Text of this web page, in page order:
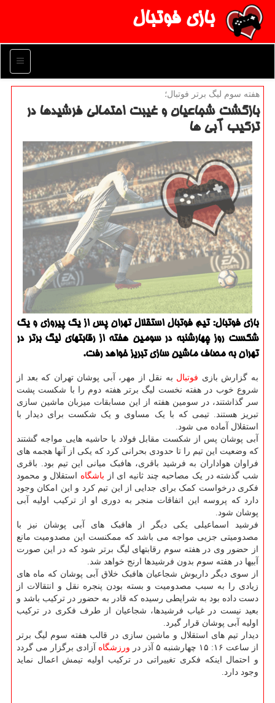
بازی فوتبال
منو
هفته سوم لیگ برتر فوتبال؛
بازگشت شجاعیان و غیبت احتمالی فرشیدها در
تركیب آبی ها
بازی فوتبال: تیم فوتبال استقلال تهران پس از یك پیروزی و یك
شكست روز چهارشنبه در سومین هفته از رقابتهای لیگ برتر در
تهران به مصاف ماشین سازی تبریز خواهد رفت.
به گزارش بازی فوتبال به نقل از مهر، آبی پوشان تهران که بعد از
شروع خوب در هفته نخست لیگ برتر هفته دوم را با شکست پشت
سر گذاشتند، در سومین هفته از این مسابقات میزبان ماشین سازی
تبریز هستند. تیمی که با یک مساوی و یک شکست برای دیدار با
استقلال آماده می شود.
آبی پوشان پس از شکست مقابل فولاد با حاشیه هایی مواجه گشتند
که وضعیت این تیم را تا حدودی بحرانی کرد که یکی از آنها هجمه های
فراوان هواداران به فرشید باقری، هافبک میانی این تیم بود. باقری
شب گذشته در یک مصاحبه چند ثانیه ای از باشگاه استقلال و محمود
فکری درخواست کمک برای جدایی از این تیم کرد و این امکان وجود
دارد که پروسه این اتفاقات منجر به دوری او از ترکیب اولیه آبی
پوشان شود.
فرشید اسماعیلی یکی دیگر از هافبک های آبی پوشان نیز با
مصدومیتی جزیی مواجه می باشد که ممکنست این مصدومیت مانع
از حضور وی در هفته سوم رقابتهای لیگ برتر شود که در این صورت
آبیها در هفته سوم بدون فرشیدها ارنج خواهد شد.
از سوی دیگر داریوش شجاعیان هافبک خلاق آبی پوشان که ماه های
زیادی را به سبب مصدومیت و بسته بودن پنجره نقل و انتقالات از
دست داده بود به شرایطی رسیده که قادر به حضور در ترکیب باشد و
بعید نیست در غیاب فرشیدها، شجاعیان از طرف فکری در ترکیب
اولیه آبی پوشان قرار گیرد.
دیدار تیم های استقلال و ماشین سازی در قالب هفته سوم لیگ برتر
از ساعت ۱۶: ۱۵ چهارشنبه ۵ آذر در
ورزشگاه آزادی برگزار می گردد
و احتمال اینکه فکری تغییراتی در ترکیب اولیه تیمش اعمال نماید
وجود دارد.